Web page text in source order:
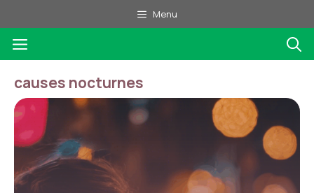
au
contenu
Menu
Menu
causes nocturnes